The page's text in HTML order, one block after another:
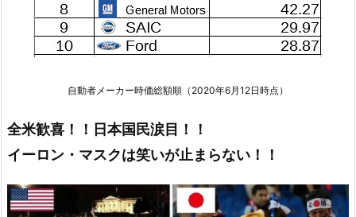
自動者メーカー時価総額順（2020年6月12日時点）
全米歓喜！！日本国民涙目！！
イーロン・マスクは笑いが止まらない！！